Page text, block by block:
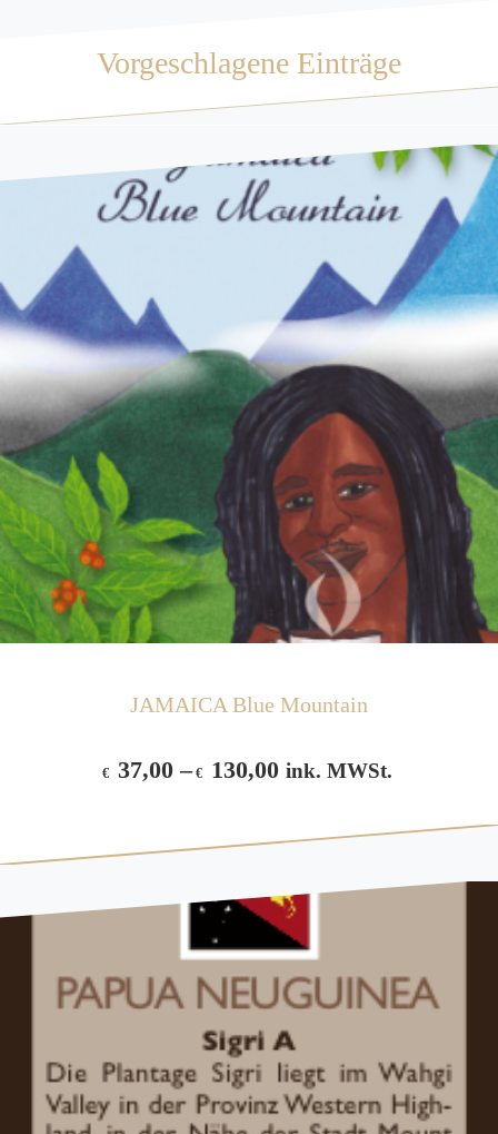
Vorgeschlagene Einträge
JAMAICA Blue Mountain
€ 37,00 –€ 130,00 ink. MWSt.